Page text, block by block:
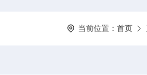
当前位置： 首页